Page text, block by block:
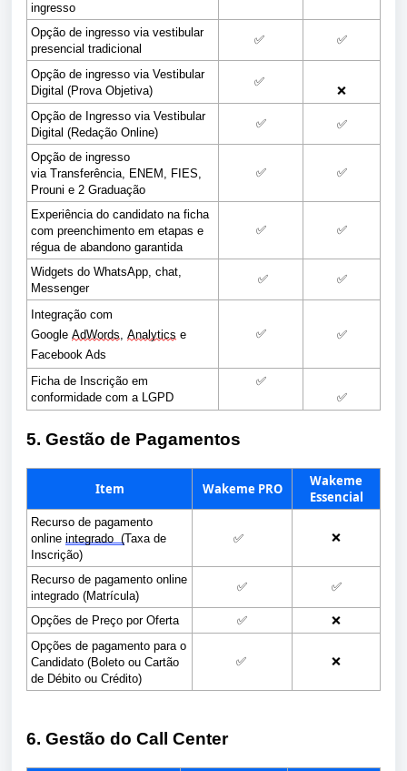
ingresso
Opção de ingresso via vestibular
presencial tradicional
✅ ✅
Opção de ingresso via Vestibular
Digital (Prova Objetiva)
✅
❌
Opção de Ingresso via Vestibular
Digital (Redação Online)
✅ ✅
Opção de ingresso
via Transferência, ENEM, FIES,
Prouni e 2 Graduação
✅ ✅
Experiência do candidato na ficha
com preenchimento em etapas e
régua de abandono garantida
✅ ✅
Widgets do WhatsApp, chat,
Messenger
✅ ✅
Integração com
Google AdWords, Analytics e
Facebook Ads
✅ ✅
Ficha de Inscrição em
conformidade com a LGPD
✅
✅
5. Gestão de Pagamentos
Item Wakeme PRO
Wakeme
Essencial
Recurso de pagamento
online integrado  (Taxa de
Inscrição)
✅ ❌
Recurso de pagamento online
integrado (Matrícula)
✅ ✅
Opções de Preço por Oferta ✅
❌
Opções de pagamento para o
Candidato (Boleto ou Cartão
de Débito ou Crédito)
✅ ❌
6. Gestão do Call Center